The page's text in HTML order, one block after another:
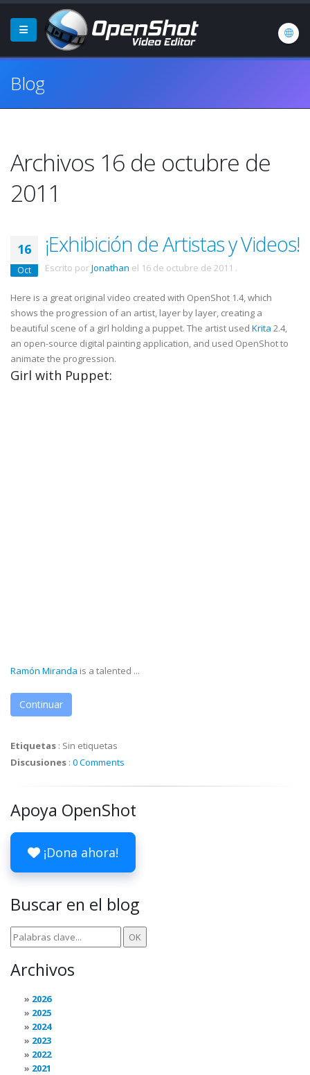
Blog
Archivos 16 de octubre de
2011
16
Oct
¡Exhibición de Artistas y Videos!
Escrito porJonathan el 16 de octubre de 2011 .
Here is a great original video created with OpenShot 1.4, which
shows the progression of an artist, layer by layer, creating a
beautiful scene of a girl holding a puppet. The artist used Krita 2.4,
an open-source digital painting application, and used OpenShot to
animate the progression.
Girl with Puppet:
Ramón Miranda is a talented ...
Continuar
Etiquetas : Sin etiquetas
Discusiones : 0 Comments
Apoya OpenShot
¡Dona ahora!
Buscar en el blog
Archivos
2026
2025
2024
2023
2022
2021